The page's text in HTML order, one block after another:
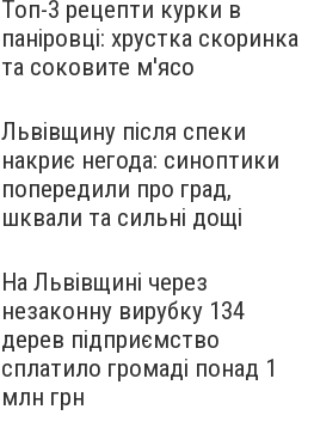
Топ-3 рецепти курки в
паніровці: хрустка скоринка
та соковите м'ясо
Львівщину після спеки
накриє негода: синоптики
попередили про град,
шквали та сильні дощі
На Львівщині через
незаконну вирубку 134
дерев підприємство
сплатило громаді понад 1
млн грн